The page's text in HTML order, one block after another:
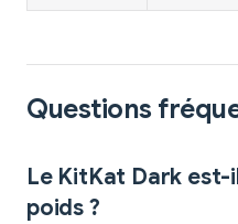
Questions
Le KitKat Dark
poids ?